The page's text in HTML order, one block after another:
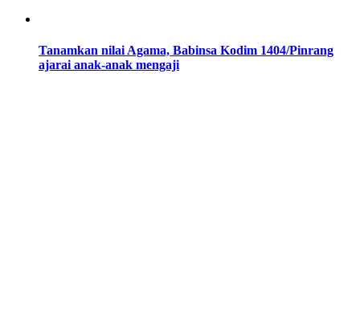
Tanamkan nilai Agama, Babinsa Kodim 1404/Pinrang
ajarai anak-anak mengaji